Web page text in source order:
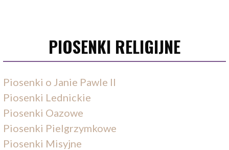
PIOSENKI RELIGIJNE
Piosenki o Janie Pawle II
Piosenki Lednickie
Piosenki Oazowe
Piosenki Pielgrzymkowe
Piosenki Misyjne